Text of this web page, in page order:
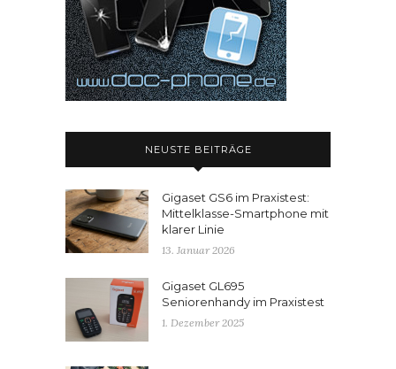
NEUSTE BEITRÄGE
Gigaset GS6 im Praxistest:
Mittelklasse-Smartphone mit
klarer Linie
13. Januar 2026
Gigaset GL695
Seniorenhandy im Praxistest
1. Dezember 2025